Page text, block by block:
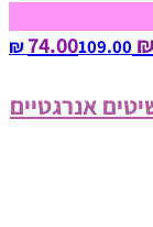
₪ 74.00
109.00‏ ₪
אנרגטיים